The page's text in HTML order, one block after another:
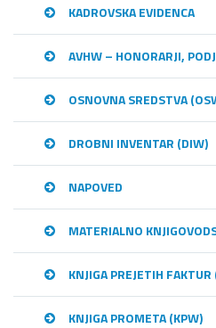
KADROVSKA EVIDENCA
AVHW – HONORARJI,
OSNOVNA SREDSTVA
DROBNI INVENTAR (DIW)
NAPOVED
MATERIALNO
KNJIGA PREJETIH
KNJIGA PROMETA (KPW)